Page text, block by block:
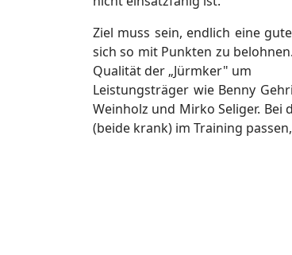
Ziel muss sein, endlich eine
sich so mit Punkten zu
Qualität der „Jürmker" um
Leistungsträger wie Benny
Weinholz und Mirko Seliger. Bei
(beide krank) im Training